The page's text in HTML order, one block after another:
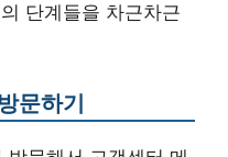
단계들을 차근차근
문하기